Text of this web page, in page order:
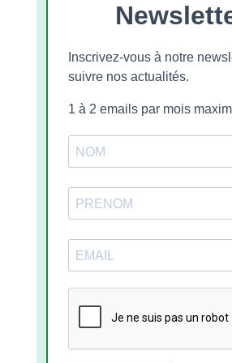
Inscrivez-vous à notre
suivre nos actualités.
1 à 2 emails par mois